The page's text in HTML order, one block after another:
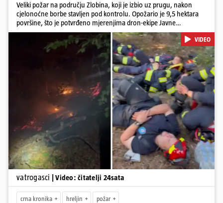
Veliki požar na području Zlobina, koji je izbio uz prugu, nakon
cjelonoćne borbe stavljen pod kontrolu. Opožario je 9,5 hektara
površine, što je potvrđeno mjerenjima dron-ekipe Javne
vatrogasne postrojbe grada Rijeke. Vatru je gasilo 55 ljudi sa 17
vozila te više DVD-ova i JVP Rijeka. Situacija je i dalje ozbiljna zbog
jakog vjetra koji povećava opasnost od razbuktavanja. Zato ostaju i
Pokretanje videa...
VIDEO
vatrogasci | Video: čitatelji 24sata
crna kronika hreljin požar